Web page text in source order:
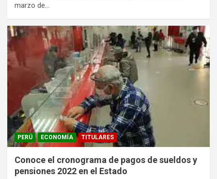
marzo de…
PERÚ ECONOMÍA TITULARES
Conoce el cronograma de pagos de sueldos y
pensiones 2022 en el Estado